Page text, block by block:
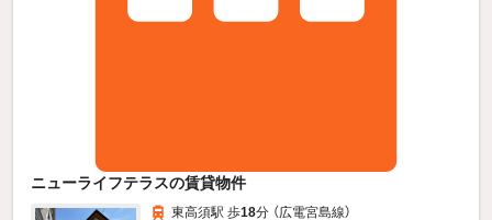
ニューライフテラスの賃貸物件
東高須駅 歩18分 （広電宮島線）